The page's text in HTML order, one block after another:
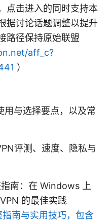
点击进入的同时支持本
据讨论话题调整以提升
路径保持原始联盟
aff_c?
）
与选择要点，以及常
评测、速度、隐私与
南：在 Windows 上
的最佳实践
南与实用技巧，包含